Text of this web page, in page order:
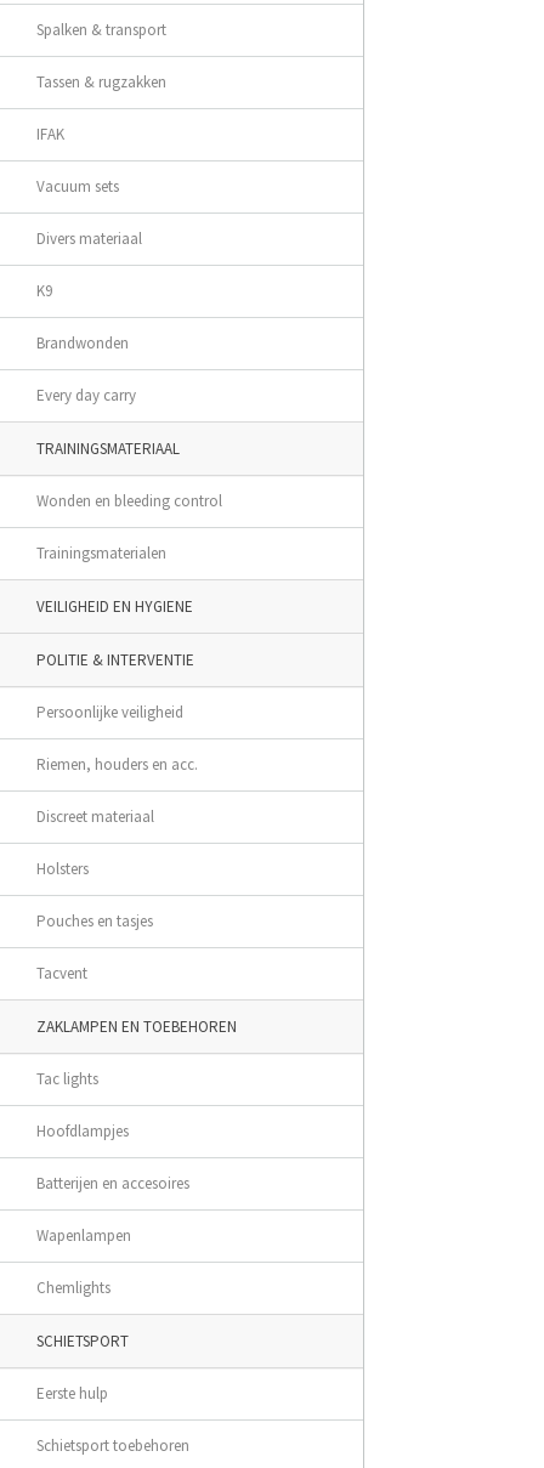
Spalken & transport
Tassen & rugzakken
IFAK
Vacuum sets
Divers materiaal
K9
Brandwonden
Every day carry
TRAININGSMATERIAAL
Wonden en bleeding control
Trainingsmaterialen
VEILIGHEID EN HYGIENE
POLITIE & INTERVENTIE
Persoonlijke veiligheid
Riemen, houders en acc.
Discreet materiaal
Holsters
Pouches en tasjes
Tacvent
ZAKLAMPEN EN TOEBEHOREN
Tac lights
Hoofdlampjes
Batterijen en accesoires
Wapenlampen
Chemlights
SCHIETSPORT
Eerste hulp
Schietsport toebehoren